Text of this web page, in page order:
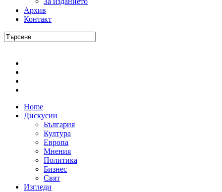
Архив
Контакт
Home
Дискусии
България
Култура
Европа
Мнения
Политика
Бизнес
Свят
Изгледи